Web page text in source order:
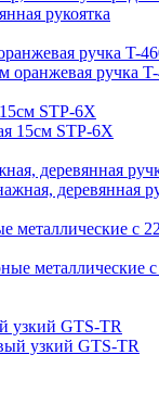
ручка T-
STP-6X
деревянная
металлические с
узкий GTS-TR